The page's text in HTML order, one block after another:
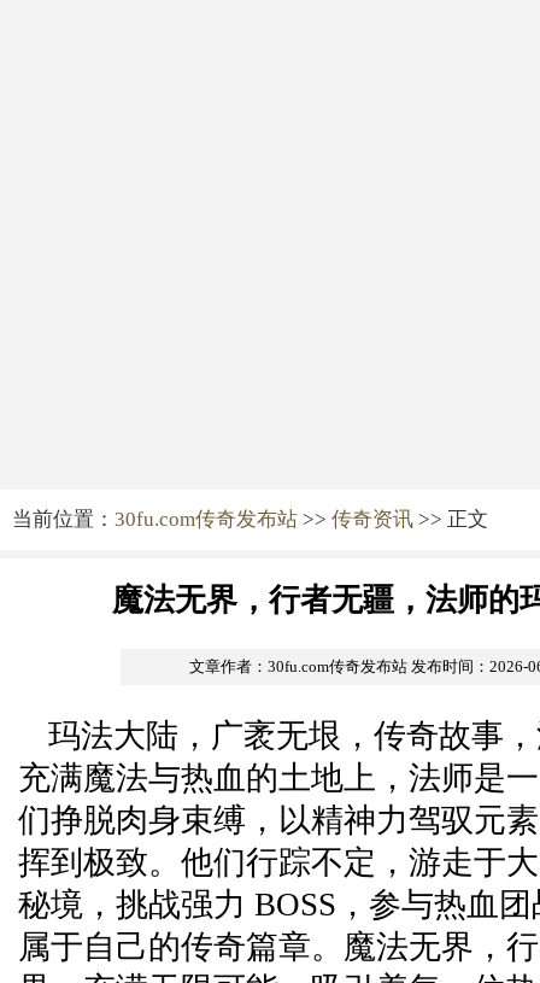
当前位置： 30fu.com传奇发布站 >> 传奇资讯 >> 正文
魔法无界，行者无疆，法师的
文章作者：30fu.com传奇发布站 发布时间：2026-
玛法大陆，广袤无垠，传奇故事
充满魔法与热血的土地上，法师是
们挣脱肉身束缚，以精神力驾驭元
挥到极致。他们行踪不定，游走于
秘境，挑战强力 BOSS，参与热血
属于自己的传奇篇章。魔法无界，